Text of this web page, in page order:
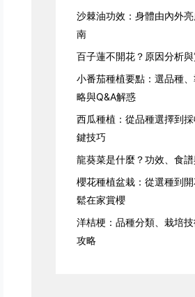
沙棘油功效：身體由內外
南
百子蓮不開花？原因分析
小番茄種植要點：選品種
略與Q&A解惑
西瓜種植：從品種選擇到
鍵技巧
龍葵菜是什麼？功效、食
櫻花種植盆栽：從選種到
鬆在家賞櫻
洋桔梗：品種分類、栽培
攻略